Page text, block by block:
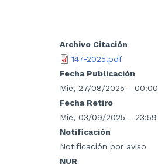
Archivo Citación
147-2025.pdf
Fecha Publicación
Mié, 27/08/2025 - 00:00
Fecha Retiro
Mié, 03/09/2025 - 23:59
Notificación
Notificación por aviso
NUR